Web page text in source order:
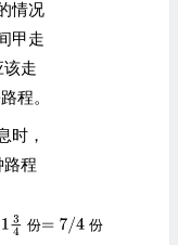
情况
甲走
该走
程。
时，
路程
份 份